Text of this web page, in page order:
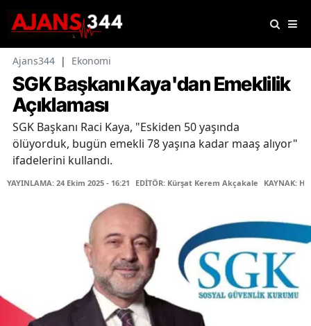
Ajans344 | Ekonomi
SGK Başkanı Kaya'dan Emeklilik
Açıklaması
SGK Başkanı Raci Kaya, "Eskiden 50 yaşında
ölüyorduk, bugün emekli 78 yaşına kadar maaş alıyor"
ifadelerini kullandı.
YAYINLAMA: 24 Ekim 2025 - 16:21 EDİTÖR: Kürşat Kerem Akçakale KAYNAK: